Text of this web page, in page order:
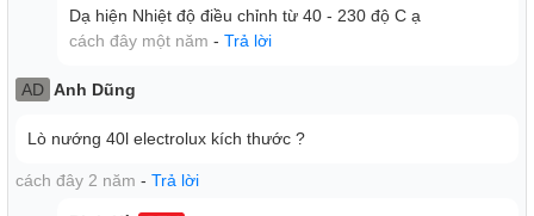
Dạ hiện Nhiệt độ điều chỉnh từ 40 - 230 độ C ạ
cách đây một năm - Trả lời
AD Anh Dũng
Lò nướng 40l electrolux kích thước ?
cách đây 2 năm - Trả lời